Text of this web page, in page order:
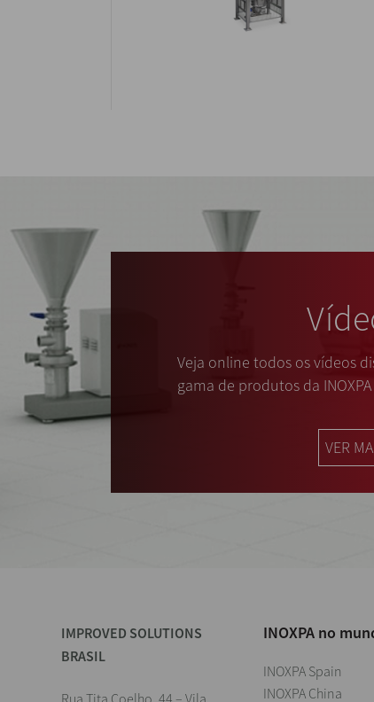
Veja online todos os vídeos
gama de produtos da INOXPA
VER
IMPROVED SOLUTIONS
BRASIL
Rua Tita Coelho, 44 – Vila
INOXPA no
INOXPA Spain
INOXPA China